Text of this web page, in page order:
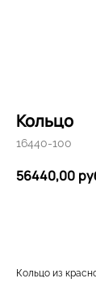
Кольцо
16440-100
56440,00
Кольцо из